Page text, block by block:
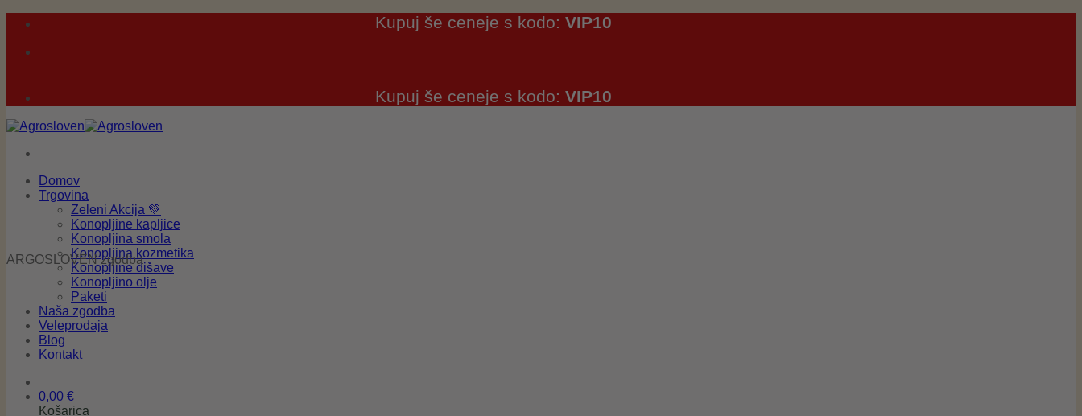
vsebino
Kupuj še ceneje s kodo: VIP10
Kupuj še ceneje s kodo: VIP10
Domov
Trgovina
Zeleni Akcija 💚
Konopljine kapljice
Konopljina smola
Konopljina kozmetika
Konopljine dišave
Konopljino olje
Paketi
Naša zgodba
Veleprodaja
Blog
Kontakt
0,00 €
Košarica
ARGOSLOVEN zgodba